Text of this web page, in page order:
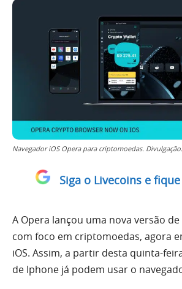
Navegador iOS Opera para criptomoedas. Divulgação.
Siga o Livecoins e
A Opera lançou uma nova versão
com foco em criptomoedas, agora
iOS. Assim, a partir desta quinta-
de Iphone já podem usar o